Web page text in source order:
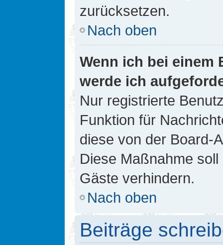
zurücksetzen.
Nach oben
Wenn ich bei einem
werde ich
Nur registrierte
Funktion für
diese von der Board-
Diese Maßnahme
Gäste verhindern.
Nach oben
Beiträge